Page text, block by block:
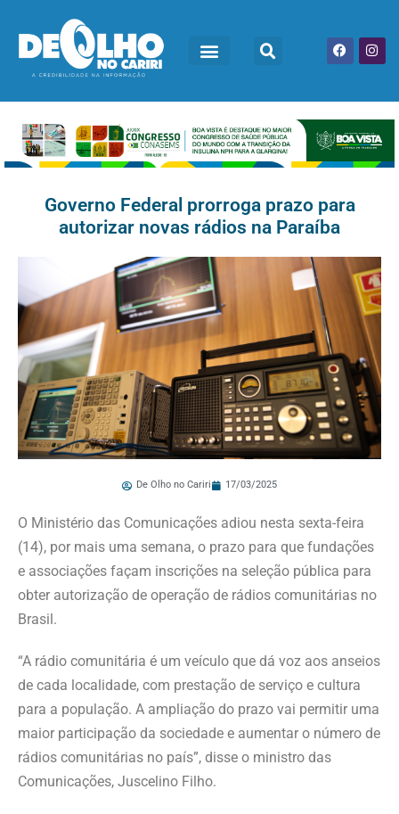
Governo Federal prorroga prazo para
autorizar novas rádios na Paraíba
De Olho no Cariri 17/03/2025
O Ministério das Comunicações adiou nesta sexta-feira
(14), por mais uma semana, o prazo para que fundações
e associações façam inscrições na seleção pública para
obter autorização de operação de rádios comunitárias no
Brasil.
“A rádio comunitária é um veículo que dá voz aos anseios
de cada localidade, com prestação de serviço e cultura
para a população. A ampliação do prazo vai permitir uma
maior participação da sociedade e aumentar o número de
rádios comunitárias no país”, disse o ministro das
Comunicações, Juscelino Filho.